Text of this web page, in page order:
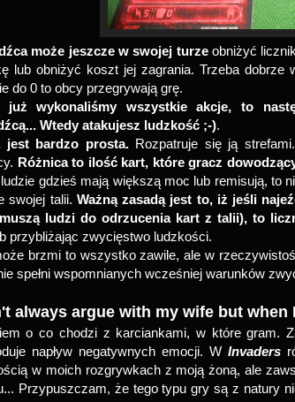
może jeszcze w swojej turzeobniżyć
lub obniżyć koszt jej zagrania. Trzeba dobrze
do 0 to obcy przegrywają grę.
już wykonaliśmy wszystkie akcje, to
Wtedy atakujesz ludzkość ;-).
jest bardzo prosta.Rozpatruje się ją
Różnica to ilość kart, które gracz
gdzieś mają większą moc lub remisują, to
swojej talii. Ważną zasadą jest to, iż jeśli
ludzi do odrzucenia kart z talii), to
przybliżając zwycięstwo ludzkości.
brzmi to wszystko zawile, ale w
spełni wspomnianych wcześniej warunków
always argue with my wife but
o co chodzi z karciankami, w które gram.
napływ negatywnych emocji. WInvaders
w moich rozgrywkach z moją żoną, ale
Przypuszczam, że tego typu gry są z natury